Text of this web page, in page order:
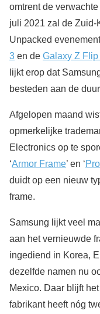
omtrent de
juli 2021 zal de Zuid-
Unpacked
3 en de Galaxy Z Flip
lijkt erop dat
besteden aan de
Afgelopen maand
opmerkelijke
Electronics op te
‘Armor Frame’ en ‘
duidt op een nieuw
frame.
Samsung lijkt veel
aan het vernieuwde
ingediend in Korea,
dezelfde namen nu
Mexico. Daar blijft
fabrikant heeft nóg